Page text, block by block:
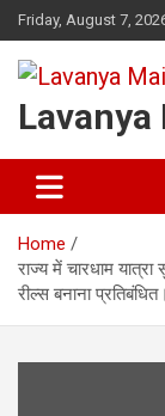
Skip
to
content
Friday, August 7,
Lavanya
Home
राज्य में चारधाम
रील्स बनाना प्रतिबंधित।